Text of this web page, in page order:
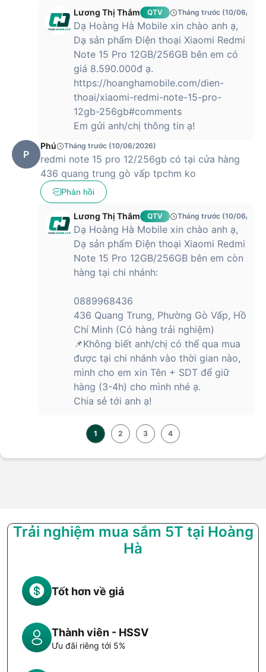
Lương Thị Thắm QTV Tháng trước (10/06/
Dạ Hoàng Hà Mobile xin chào anh ạ,
Dạ sản phẩm Điện thoại Xiaomi Redmi
Note 15 Pro 12GB/256GB bên em có
giá 8.590.000đ ạ.
https://hoanghamobile.com/dien-
thoai/xiaomi-redmi-note-15-pro-
12gb-256gb#comments
Em gửi anh/chị thông tin ạ!
P
Phú Tháng trước (10/06/2026)
redmi note 15 pro 12/256gb có tại cửa hàng
436 quang trung gò vấp tpchm ko
Phản hồi
Lương Thị Thắm QTV Tháng trước (10/06/
Dạ Hoàng Hà Mobile xin chào anh ạ,
Dạ sản phẩm Điện thoại Xiaomi Redmi
Note 15 Pro 12GB/256GB bên em còn
hàng tại chi nhánh:
0889968436
436 Quang Trung, Phường Gò Vấp, Hồ
Chí Minh (Có hàng trải nghiệm)
📌Không biết anh/chị có thể qua mua
được tại chi nhánh vào thời gian nào,
mình cho em xin Tên + SDT để giữ
hàng (3-4h) cho mình nhé ạ.
Chia sẻ tới anh ạ!
1 2 3 4
Trải nghiệm mua sắm 5T tại Hoàng
Hà
Tốt hơn về giá
Thành viên - HSSV
Ưu đãi riêng tới 5%